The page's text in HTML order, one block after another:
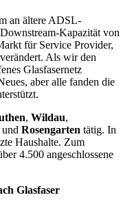
an ältere ADSL-
Kapazität von
für Service Provider,
Als wir den
Glasfasernetz
aber alle fanden die
, Wildau,
und Rosengarten tätig. In
Haushalte. Zum
4.500 angeschlossene
Glasfaser